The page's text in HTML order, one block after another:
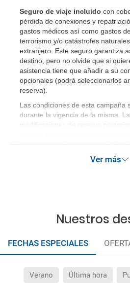
Seguro de viaje incluido con
pérdida de conexiones y
gastos médicos así como gastos
terrorismo y/o catástrofes
extranjero. Este seguro garantiza
destino, pero no olvide que si
asistencia tiene que añadir a su
opcionales (podrá seleccionarlos
reserva)
Las condiciones de esta campaña
durante la vigencia de la misma.
modificaciones de reserva
Ver más
Nuestros
FECHAS ESPECIALES
Verano Última hora